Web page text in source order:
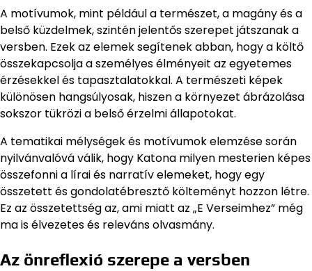
A motívumok, mint például a természet, a magány és a
belső küzdelmek, szintén jelentős szerepet játszanak a
versben. Ezek az elemek segítenek abban, hogy a költő
összekapcsolja a személyes élményeit az egyetemes
érzésekkel és tapasztalatokkal. A természeti képek
különösen hangsúlyosak, hiszen a környezet ábrázolása
sokszor tükrözi a belső érzelmi állapotokat.
A tematikai mélységek és motívumok elemzése során
nyilvánvalóvá válik, hogy Katona milyen mesterien képes
összefonni a lírai és narratív elemeket, hogy egy
összetett és gondolatébresztő költeményt hozzon létre.
Ez az összetettség az, ami miatt az „E Verseimhez” még
ma is élvezetes és releváns olvasmány.
Az önreflexió szerepe a versben